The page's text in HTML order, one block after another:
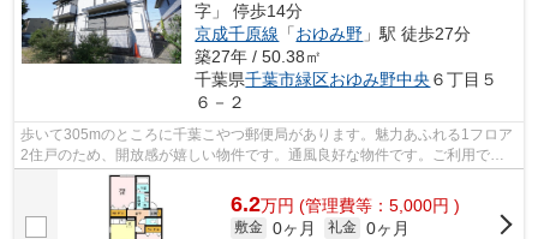
字」 停歩14分
京成千原線 「おゆみ野 」駅 徒歩27分
築27年 / 50.38㎡
千葉県千葉市緑区おゆみ野中央 ６丁目５
６－２
歩いて305mのところに千葉こやつ郵便局があります。魅力あふれる1フロア
2住戸のため、開放感が嬉しい物件です。通風良好な物件です。ご利用でき
る沿線は2つあり、行き先に合わせて使い...
6.2万円 (管理費等：5,000円 )
敷金 0ヶ月 礼金 0ヶ月